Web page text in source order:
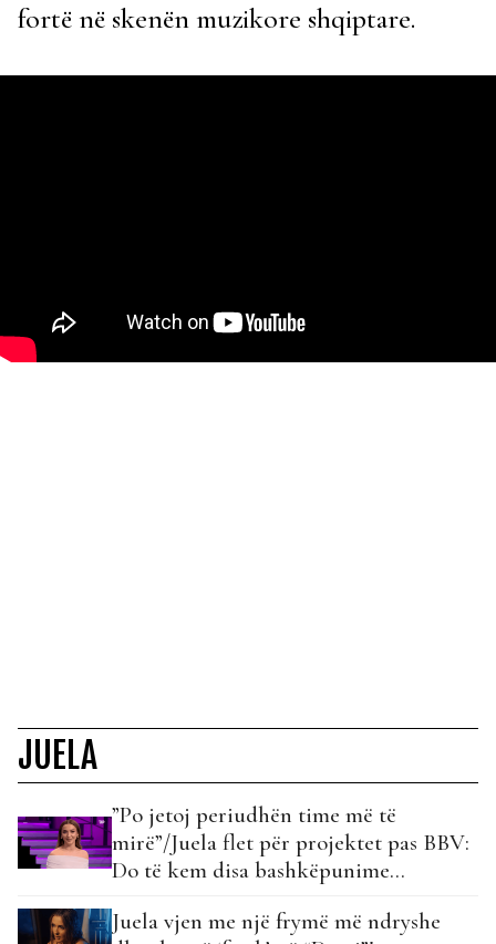
fortë në skenën muzikore shqiptare.
JUELA
”Po jetoj periudhën time më të
mirë”/Juela flet për projektet pas BBV:
Do të kem disa bashkëpunime…
Juela vjen me një frymë më ndryshe